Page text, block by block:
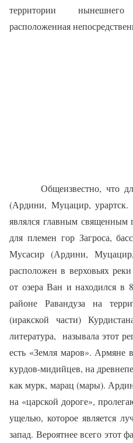
территории
расположенная
Общеизвестно, что
(Ардини, Муцацир,
являлся главным священным
для племен гор Загроса,
Мусасир (Ардини,
расположен в верховьях
от озера Ван и находился в
районе Равандуза на
(иракской части)
литература, называла этот
есть «Земля маров». Армяне
курдов-мидийцев, на
как мурк, марац (мары).
на «царской дороге»,
ущелью, которое является
запад. Вероятнее всего этот